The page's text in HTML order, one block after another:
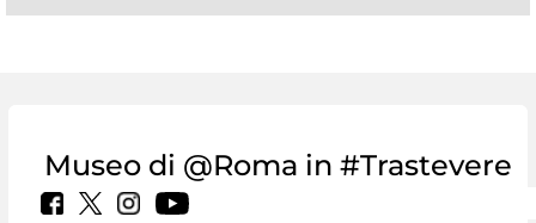
Museo di @Roma in #Trastevere